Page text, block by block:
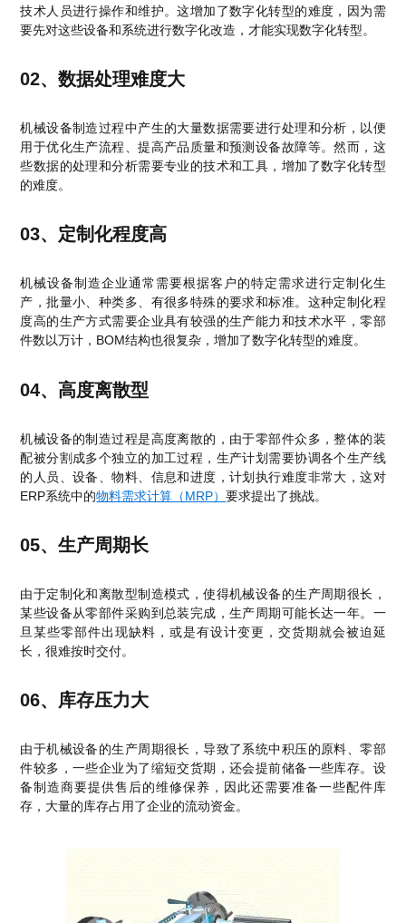
技术人员进行操作和维护。这增加了数字化转型的难度，因为需
要先对这些设备和系统进行数字化改造，才能实现数字化转型。
02、数据处理难度大
机械设备制造过程中产生的大量数据需要进行处理和分析，以便
用于优化生产流程、提高产品质量和预测设备故障等。然而，这
些数据的处理和分析需要专业的技术和工具，增加了数字化转型
的难度。
03、定制化程度高
机械设备制造企业通常需要根据客户的特定需求进行定制化生
产，批量小、种类多、有很多特殊的要求和标准。这种定制化程
度高的生产方式需要企业具有较强的生产能力和技术水平，零部
件数以万计，BOM结构也很复杂，增加了数字化转型的难度。
04、高度离散型
机械设备的制造过程是高度离散的，由于零部件众多，整体的装
配被分割成多个独立的加工过程，生产计划需要协调各个生产线
的人员、设备、物料、信息和进度，计划执行难度非常大，这对
ERP系统中的物料需求计算（MRP）要求提出了挑战。
05、生产周期长
由于定制化和离散型制造模式，使得机械设备的生产周期很长，
某些设备从零部件采购到总装完成，生产周期可能长达一年。一
旦某些零部件出现缺料，或是有设计变更，交货期就会被迫延
长，很难按时交付。
06、库存压力大
由于机械设备的生产周期很长，导致了系统中积压的原料、零部
件较多，一些企业为了缩短交货期，还会提前储备一些库存。设
备制造商要提供售后的维修保养，因此还需要准备一些配件库
存，大量的库存占用了企业的流动资金。